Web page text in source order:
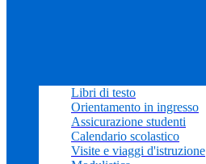
Libri di testo
Orientamento in ingresso
Assicurazione studenti
Calendario scolastico
Visite e viaggi d'istruzione